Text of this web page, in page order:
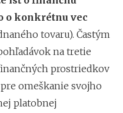
o konkrétnu vec
tovaru). Častým
na tretie
prostriedkov
omeškanie svojho
platobnej